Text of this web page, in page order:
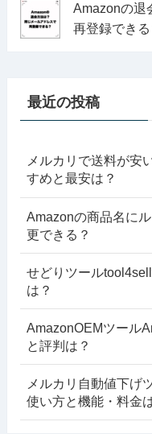
Amazonの退
再登録できる
最近の投稿
メルカリで送料が安
すめと最安は？
Amazonの商品名に
更できる？
せどりツール
は？
AmazonOEMツール
と評判は？
メルカリ自動値下げ
使い方と機能・料金